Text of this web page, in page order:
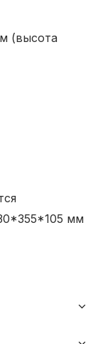
(высота
мм